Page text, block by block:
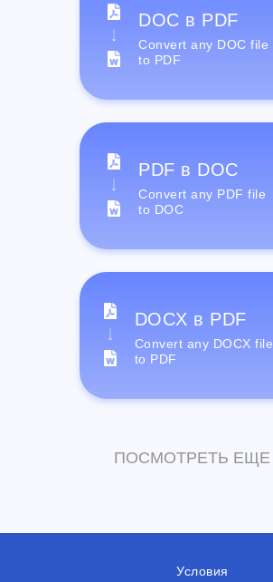
DOC в PDF
Convert any DOC file
to PDF
PDF в DOC
Convert any PDF file
to DOC
DOCX в PDF
Convert any DOCX file
to PDF
ПОСМОТРЕТЬ ЕЩЕ
Условия